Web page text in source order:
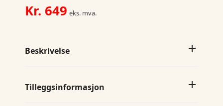
Slim
antall
Kr. 649 eks. mva.
Beskrivelse
Tilleggsinformasjon